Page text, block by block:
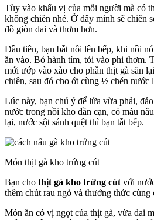
Tùy vào khẩu vị của mỗi người mà có
không chiên nhé. Ở đây mình sẽ chiên
đồ giòn dai và thơm hơn.
Đầu tiên, bạn bắt nồi lên bếp, khi nồi
ăn vào. Bỏ hành tím, tỏi vào phi thơm.
mới ướp vào xào cho phần thịt gà săn
chiên, sau đó cho ớt cùng ½ chén nước
Lúc này, bạn chú ý để lửa vừa phải,
nước trong nồi kho dần cạn, có màu
lại, nước sột sánh quệt thì bạn tắt bếp.
Món thịt gà kho trứng cút
Bạn cho thịt gà kho trứng cút với
thêm chút rau ngò và thưởng thức cùng
Món ăn có vị ngọt của thịt gà, vừa dai